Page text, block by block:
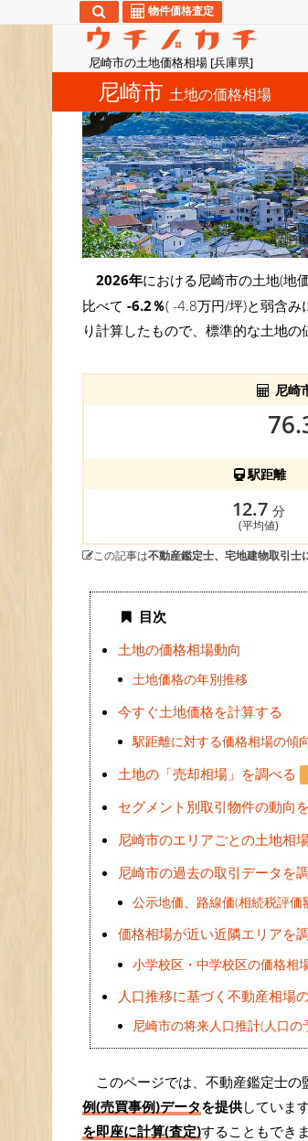
尼崎市の土地価格相場 [兵庫県]
物件価格査定
尼崎市 土地の価格相場
2026年における尼崎市の土地(地
比べて -6.2％( -4.8万円/坪)と弱含み
り計算したもので、標準的な土地の
尼崎
駅距離
12.7 分
(平均値)
この記事は不動産鑑定士、宅地建物取引士
目次
土地の価格相場動向
土地価格の年別推移
今すぐ土地価格を計算する
駅距離に対する価格相場の傾
土地の「売却相場」を調べる
セグメント別取引物件の動向
尼崎市のエリアごとの土地相
尼崎市の過去の取引データを
公示地価、路線価(相続税評価
価格相場が近い近隣エリアを
小学校区・中学校区の価格相
人口推移に基づく不動産相場
尼崎市の将来人口推計(人口の
このページでは、不動産鑑定士の
例(売買事例)データを提供していま
を即座に計算(査定)することもでき